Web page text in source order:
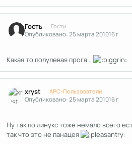
Гость Гости
Опубликовано:25 марта 201016 г
Какая то полулевая прога...
xryst APC-Пользователи
Опубликовано:25 марта 201016 г
Ну так по линукс тоже немало всего
так что это не панацея